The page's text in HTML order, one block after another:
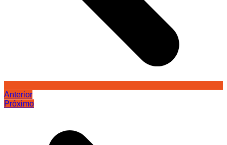
Anterior
Próximo